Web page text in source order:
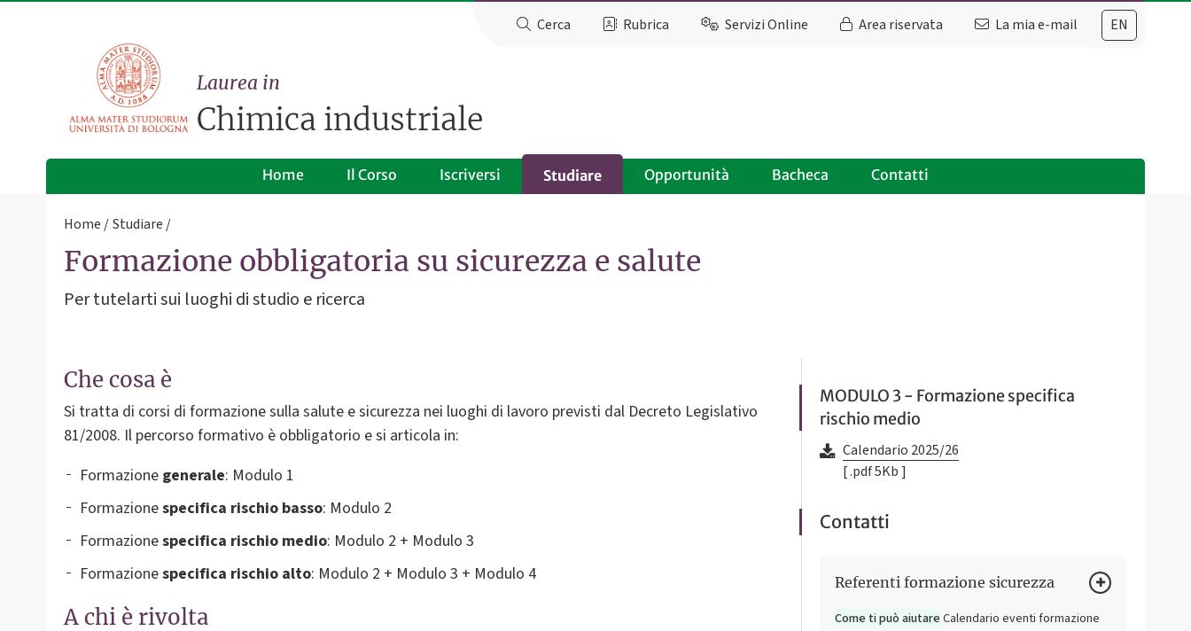
EN
Cerca Rubrica Servizi Online Area riservata La mia e-mail
Laurea in
Chimica industriale
Home Il Corso Iscriversi Studiare Opportunità Bacheca Contatti
Home Studiare
Formazione obbligatoria su sicurezza e salute
Per tutelarti sui luoghi di studio e ricerca
Che cosa è
Si tratta di corsi di formazione sulla salute e sicurezza nei luoghi di lavoro previsti dal Decreto Legislativo
81/2008. Il percorso formativo è obbligatorio e si articola in:
Formazione generale: Modulo 1
Formazionespecifica rischio basso: Modulo 2
Formazionespecifica rischio medio: Modulo 2 + Modulo 3
Formazionespecifica rischio alto: Modulo 2 + Modulo 3 + Modulo 4
A chi è rivolta
MODULO 3 - Formazione specifica
rischio medio
Calendario 2025/26
[ .pdf 5Kb ]
Contatti
Referenti formazione sicurezza
Come ti può aiutareCalendario eventi formazione